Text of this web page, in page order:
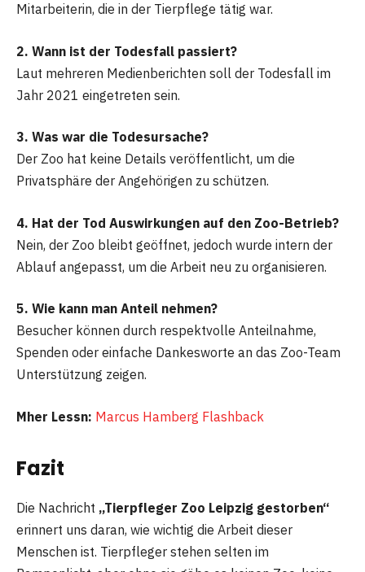
Mitarbeiterin, die in der Tierpflege tätig war.
2. Wann ist der Todesfall passiert?
Laut mehreren Medienberichten soll der Todesfall im
Jahr 2021 eingetreten sein.
3. Was war die Todesursache?
Der Zoo hat keine Details veröffentlicht, um die
Privatsphäre der Angehörigen zu schützen.
4. Hat der Tod Auswirkungen auf den Zoo-Betrieb?
Nein, der Zoo bleibt geöffnet, jedoch wurde intern der
Ablauf angepasst, um die Arbeit neu zu organisieren.
5. Wie kann man Anteil nehmen?
Besucher können durch respektvolle Anteilnahme,
Spenden oder einfache Dankesworte an das Zoo-Team
Unterstützung zeigen.
Mher Lessn: Marcus Hamberg Flashback
Fazit
Die Nachricht „Tierpfleger Zoo Leipzig gestorben“
erinnert uns daran, wie wichtig die Arbeit dieser
Menschen ist. Tierpfleger stehen selten im